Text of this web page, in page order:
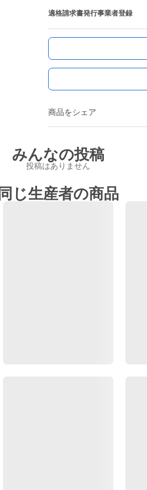
適格請求書発行事業者登録
商品をシェア
みんなの投稿
投稿はありません
同じ生産者の商品